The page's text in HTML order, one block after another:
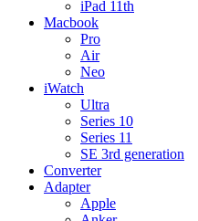
iPad 11th
Macbook
Pro
Air
Neo
iWatch
Ultra
Series 10
Series 11
SE 3rd generation
Converter
Adapter
Apple